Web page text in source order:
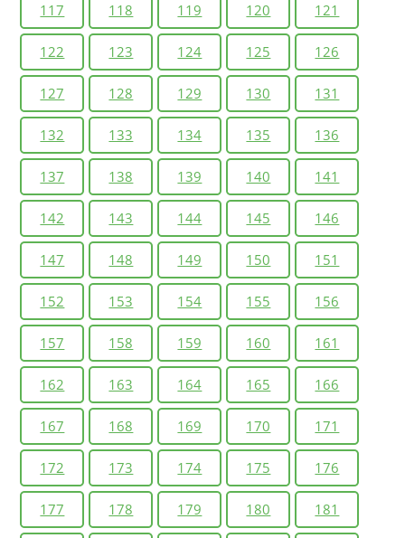
117 118 119 120 121
122 123 124 125 126
127 128 129 130 131
132 133 134 135 136
137 138 139 140 141
142 143 144 145 146
147 148 149 150 151
152 153 154 155 156
157 158 159 160 161
162 163 164 165 166
167 168 169 170 171
172 173 174 175 176
177 178 179 180 181